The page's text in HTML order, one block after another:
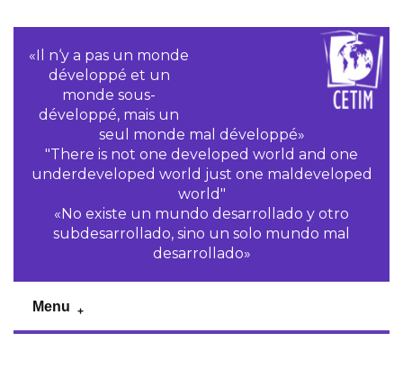
«Il n‘y a pas un monde
développé et un
monde sous-
développé, mais un
seul monde mal développé»
"There is not one developed world and one
underdeveloped world just one maldeveloped
world"
«No existe un mundo desarrollado y otro
subdesarrollado, sino un solo mundo mal
desarrollado»
Menu